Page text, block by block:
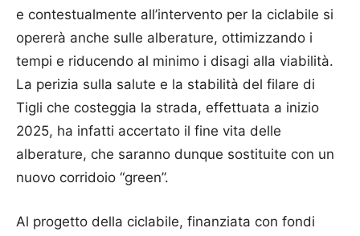
e contestualmente all’intervento per la ciclabile si
opererà anche sulle alberature, ottimizzando i
tempi e riducendo al minimo i disagi alla viabilità.
La perizia sulla salute e la stabilità del filare di
Tigli che costeggia la strada, effettuata a inizio
2025, ha infatti accertato il fine vita delle
alberature, che saranno dunque sostituite con un
nuovo corridoio “green”.
Al progetto della ciclabile, finanziata con fondi